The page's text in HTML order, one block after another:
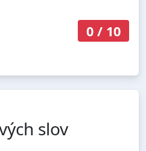
0/ 10
slov